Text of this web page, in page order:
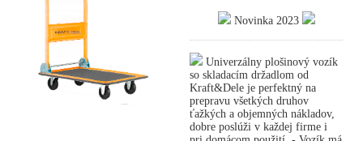
Novinka 2023
Univerzálny plošinový vozík
so skladacím držadlom od
Kraft&Dele je perfektný na
prepravu všetkých druhov
ťažkých a objemných nákladov,
dobre poslúži v každej firme i